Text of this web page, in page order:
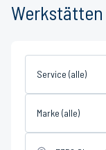
Service (alle)
Marke (alle)